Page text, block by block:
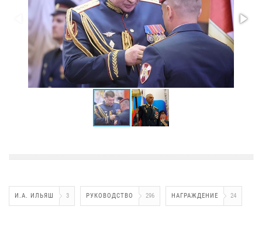
И.А. ИЛЬЯШ 3 РУКОВОДСТВО 296 НАГРАЖДЕНИЕ 24